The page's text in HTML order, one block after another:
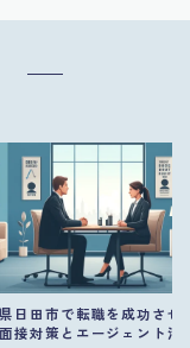
日田市で転職を成功させ
接対策とエージェント活